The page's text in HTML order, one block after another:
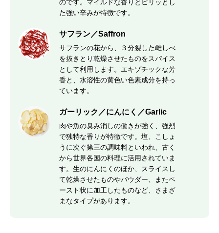
のです。マイルドな香りとピリッとし
た強い辛みが特徴です。
サフラン／Saffron
サフランの花から、３分裂した雌しべ
を抜きとり乾燥させたものをスパイス
として利用します。エキゾチックな芳
香と、水溶性の黄色い色素成分を持っ
ています。
ガーリック／にんにく／Garlic
肉や魚の臭み消しの働きが強く、強烈
で独特な香りが特徴です。塩、こしょ
うに次ぐ第三の調味料といわれ、古く
から世界各国の料理に活用されていま
す。生のにんにくのほか、スライスし
て乾燥させたものやパウダー、またペ
ースト状に加工したものなど、さまざ
まなタイプがあります。